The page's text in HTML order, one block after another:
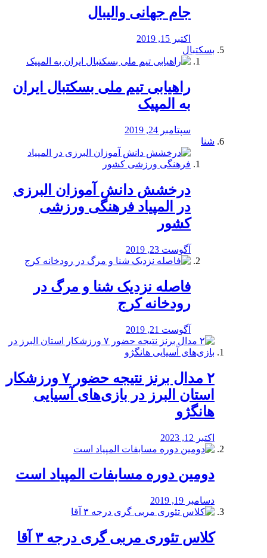
جام جهانی والیبال
اکتبر 15, 2019
بسکتبال
راهیابی تیم ملی بسکتبال ایران
به المپیک
سپتامبر 24, 2019
شنا
درخشش دانش آموزان البرزی
در المپیاد فرهنگی ورزشی
کشور
آگوست 23, 2019
️فاصله نزدیک شنا و مرگ در
رودخانه کرج
آگوست 21, 2019
۲ مدال برنز نتیجه حضور ۷ ورزشکار
استان البرز در بازی‌های آسیایی
هانگژو
اکتبر 12, 2023
دومین دوره مسابفات المپیاد است
دسامبر 19, 2019
کلاس تئوری مربی گری درجه ۳ آقا